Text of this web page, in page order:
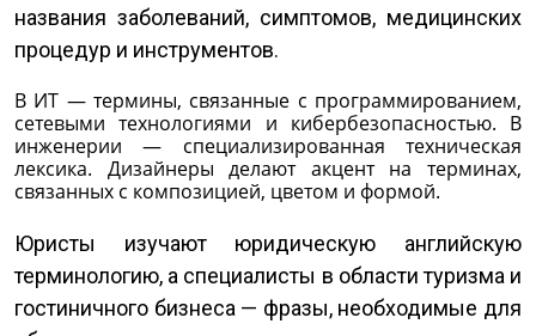
названия заболеваний, симптомов, медицинских
процедур и инструментов.
В ИТ — термины, связанные с программированием,
сетевыми технологиями и кибербезопасностью. В
инженерии — специализированная техническая
лексика. Дизайнеры делают акцент на терминах,
связанных с композицией, цветом и формой.
Юристы изучают юридическую английскую
терминологию, а специалисты в области туризма и
гостиничного бизнеса — фразы, необходимые для